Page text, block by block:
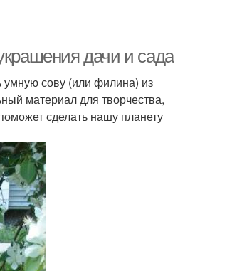
дачи и сада
сову (или филина) из
материал для творчества,
сделать нашу планету